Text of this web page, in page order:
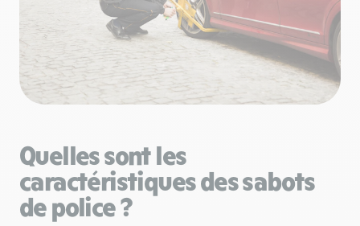
Quelles sont les
caractéristiques des sabots
de police ?